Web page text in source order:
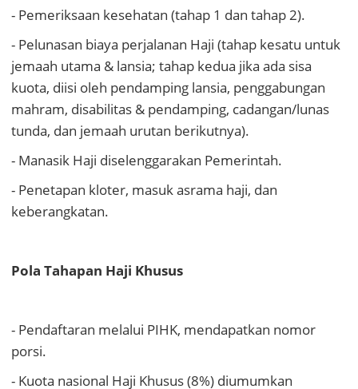
- Pemeriksaan kesehatan (tahap 1 dan tahap 2).
- Pelunasan biaya perjalanan Haji (tahap kesatu untuk
jemaah utama & lansia; tahap kedua jika ada sisa
kuota, diisi oleh pendamping lansia, penggabungan
mahram, disabilitas & pendamping, cadangan/lunas
tunda, dan jemaah urutan berikutnya).
- Manasik Haji diselenggarakan Pemerintah.
- Penetapan kloter, masuk asrama haji, dan
keberangkatan.
Pola Tahapan Haji Khusus
- Pendaftaran melalui PIHK, mendapatkan nomor
porsi.
- Kuota nasional Haji Khusus (8%) diumumkan